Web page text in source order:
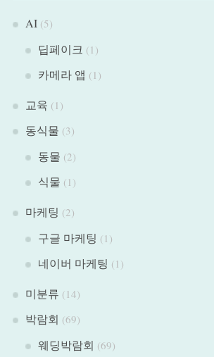
AI(5)
딥페이크 (1)
카메라 앱 (1)
교육 (1)
동식물 (3)
동물 (2)
식물 (1)
마케팅 (2)
구글 마케팅 (1)
네이버 마케팅 (1)
미분류 (14)
박람회 (69)
웨딩박람회 (69)